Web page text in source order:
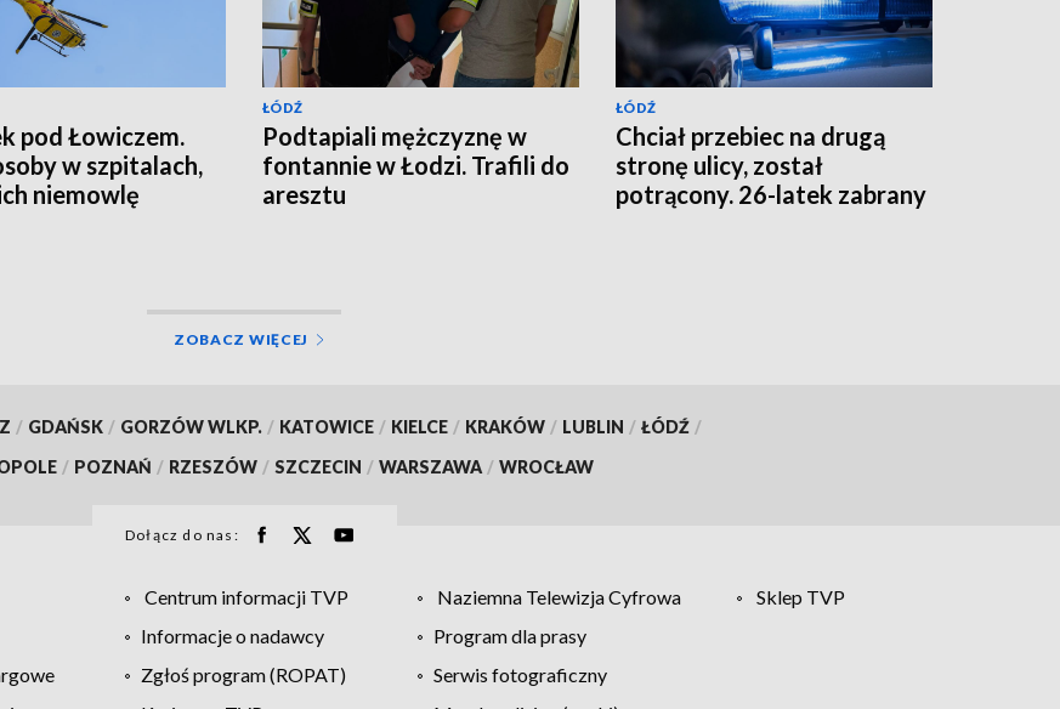
pod Łowiczem.
w szpitalach,
niemowlę
ŁÓDŹ
Podtapiali mężczyznę w
fontannie w Łodzi. Trafili do
aresztu
ŁÓDŹ
Chciał przebiec na drugą
stronę ulicy, został
potrącony. 26-latek zabrany
ZOBACZ WIĘCEJ
/ GDAŃSK / GORZÓW WLKP. / KATOWICE / KIELCE / KRAKÓW / LUBLIN / ŁÓDŹ /
/ POZNAŃ / RZESZÓW / SZCZECIN / WARSZAWA / WROCŁAW
Dołącz do nas:
Centrum informacji TVP Naziemna Telewizja Cyfrowa
Sklep TVP
Informacje o nadawcy
Program dla prasy
Zgłoś program (ROPAT)
Serwis fotograficzny